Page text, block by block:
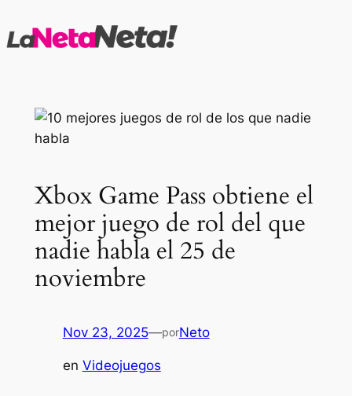
al
Xbox Game Pass obtiene el
mejor juego de rol del que
nadie habla el 25 de
noviembre
Nov 23, 2025—porNeto
en Videojuegos